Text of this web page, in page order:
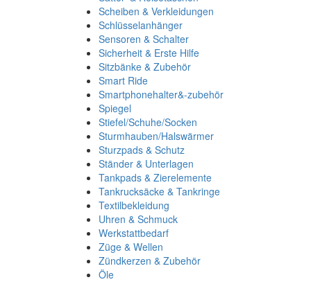
Scheiben & Verkleidungen
Schlüsselanhänger
Sensoren & Schalter
Sicherheit & Erste Hilfe
Sitzbänke & Zubehör
Smart Ride
Smartphonehalter&-zubehör
Spiegel
Stiefel/Schuhe/Socken
Sturmhauben/Halswärmer
Sturzpads & Schutz
Ständer & Unterlagen
Tankpads & Zierelemente
Tankrucksäcke & Tankringe
Textilbekleidung
Uhren & Schmuck
Werkstattbedarf
Züge & Wellen
Zündkerzen & Zubehör
Öle